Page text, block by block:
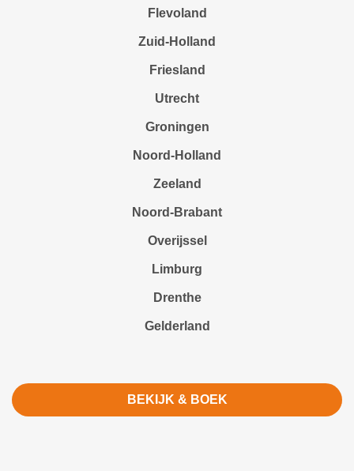
Flevoland
Zuid-Holland
Friesland
Utrecht
Groningen
Noord-Holland
Zeeland
Noord-Brabant
Overijssel
Limburg
Drenthe
Gelderland
BEKIJK & BOEK